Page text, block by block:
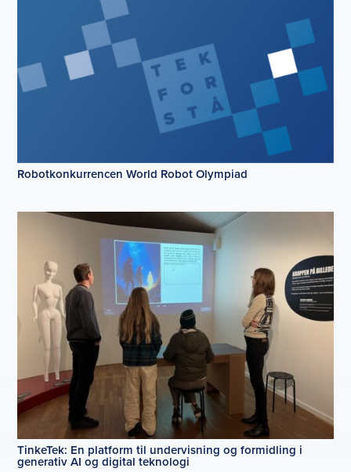
Robotkonkurrencen World Robot Olympiad
TinkeTek: En platform til undervisning og formidling i
generativ AI og digital teknologi